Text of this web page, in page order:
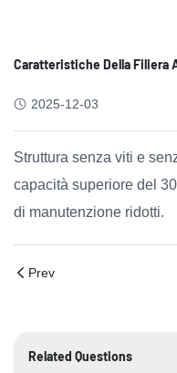
Caratteristiche Della Filiera
2025-12-03
Struttura senza viti e
capacità superiore del
di manutenzione ridotti.
Prev
Related Questions